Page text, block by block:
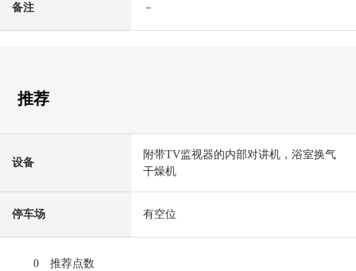
备注 －
推荐
设备
附带TV监视器的内部对讲机，浴室换气
干燥机
停车场 有空位
0 推荐点数